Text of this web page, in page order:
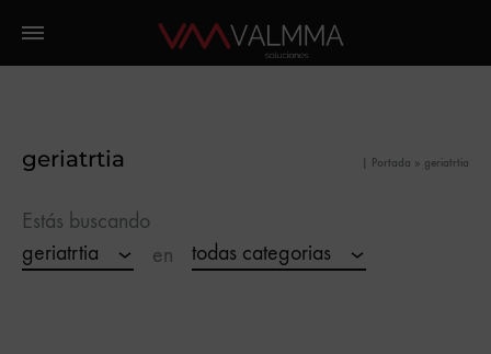
geriatrtia | Portada » geriatrtia
Estás buscando
geriatrtia
en todas categorias